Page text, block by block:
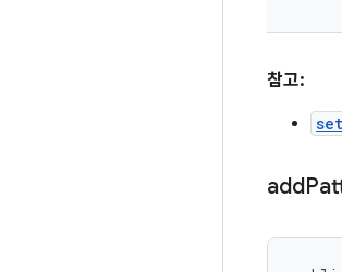
참고:
add